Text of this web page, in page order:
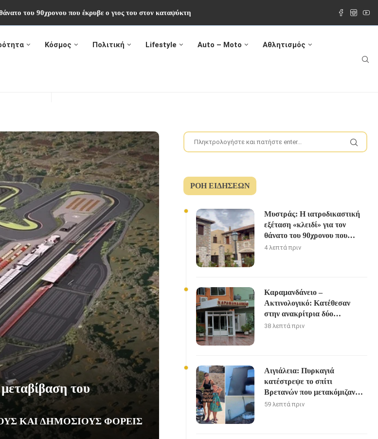
του 90χρονου που έκρυβε ο γιος του στον καταψύκτη
Κόσμος Πολιτική Lifestyle Auto – Moto Αθλητισμός
του
ΚΑΙ ΔΗΜΌΣΙΟΥΣ ΦΟΡΕΊΣ
ΡΟΉ ΕΙΔΉΣΕΩΝ
Μυστράς: Η ιατροδικαστική
εξέταση «κλειδί» για τον
θάνατο του 90χρονου που
έκρυβε ο γιος του στον
4 λεπτά πριν
Καραμανδάνειο –
Ακτινολογικό: Κατέθεσαν
στην ανακρίτρια δύο
διευθυντές
38 λεπτά πριν
Αιγιάλεια: Πυρκαγιά
κατέστρεψε το σπίτι
Βρετανών που μετακόμιζαν
στην Ελλάδα
59 λεπτά πριν